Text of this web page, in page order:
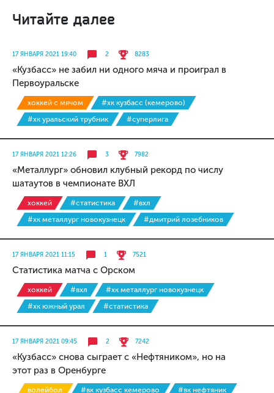
Читайте далее
17 ЯНВАРЯ 2021 19:40 2 8283
«Кузбасс» не забил ни одного мяча и проиграл в
Первоуральске
хоккей с мячом
#хк кузбасс (кемерово)
#хк уральский трубник
#суперлига
17 ЯНВАРЯ 2021 12:26 3 7982
«Металлург» обновил клубный рекорд по числу
шатаутов в чемпионате ВХЛ
хоккей #статистика
#вхл
#хк металлург новокузнецк
#дмитрий лозебников
17 ЯНВАРЯ 2021 11:15 1 7521
Статистика матча с Орском
хоккей #вхл
#хк металлург новокузнецк
#хк южный урал
#статистика
17 ЯНВАРЯ 2021 09:45 2 7242
«Кузбасс» снова сыграет с «Нефтяником», но на
этот раз в Оренбурге
волейбол #вк кузбасс кемерово
#вк нефтяник